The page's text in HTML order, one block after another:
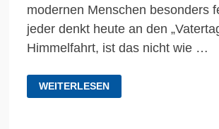
modernen Menschen besonders
jeder denkt heute an den
Himmelfahrt, ist das nicht wie …
GEDANKEN
ZUM
FEIERTAG
WEITERLESEN